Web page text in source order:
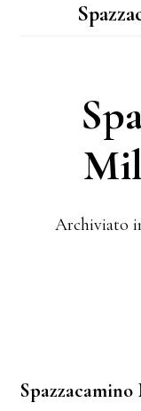
Archiviato